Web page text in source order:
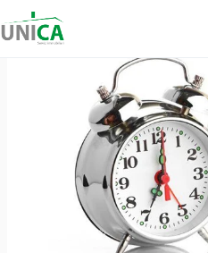
€ 6000
1 locale